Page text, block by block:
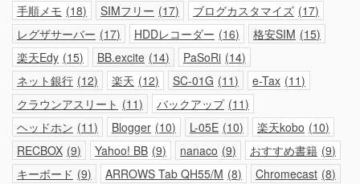
手順メモ 18 SIMフリー 17 ブログカスタマイズ 17
レグザサーバー 17 HDDレコーダー 16 格安SIM 15
楽天Edy 15 BB.excite 14 PaSoRi 14
ネット銀行 12 楽天 12 SC-01G 11 e-Tax 11
クラウンアスリート
11 バックアップ 11
ヘッドホン 11 Blogger 10 L-05E 10 楽天kobo 10
RECBOX 9 Yahoo! BB 9 nanaco 9 おすすめ書籍 9
キーボード 9 ARROWS Tab QH55/M 8 Chromecast 8